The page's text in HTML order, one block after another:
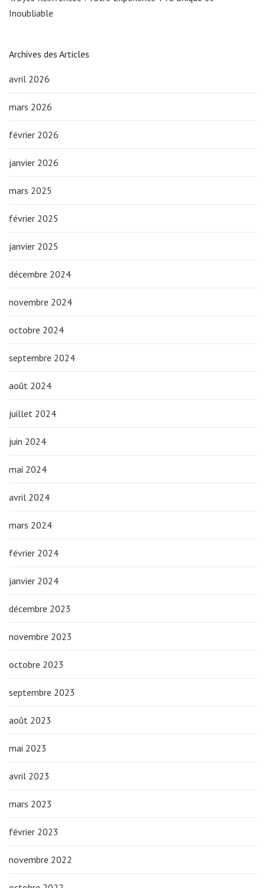
Inoubliable
Archives des Articles
avril 2026
mars 2026
février 2026
janvier 2026
mars 2025
février 2025
janvier 2025
décembre 2024
novembre 2024
octobre 2024
septembre 2024
août 2024
juillet 2024
juin 2024
mai 2024
avril 2024
mars 2024
février 2024
janvier 2024
décembre 2023
novembre 2023
octobre 2023
septembre 2023
août 2023
mai 2023
avril 2023
mars 2023
février 2023
novembre 2022